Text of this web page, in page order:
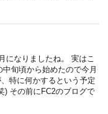
になりましたね。 実はこ
旬頃から始めたので今月
特に何かするという予定
) その前にFC2のブログで